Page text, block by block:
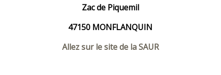
Zac de Piquemil
47150 MONFLANQUIN
Allez sur le site de la SAUR